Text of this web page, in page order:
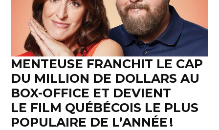
MENTEUSE FRANCHIT LE CAP
DU MILLION DE DOLLARS AU
BOX-OFFICE ET DEVIENT
LE FILM QUÉBÉCOIS LE PLUS
POPULAIRE DE L’ANNÉE !